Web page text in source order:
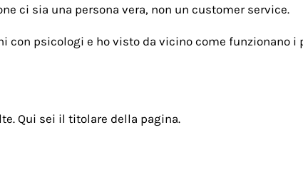
ci sia una persona vera, non un customer service.
con psicologi e ho visto da vicino come funzionano i
Qui sei il titolare della pagina.